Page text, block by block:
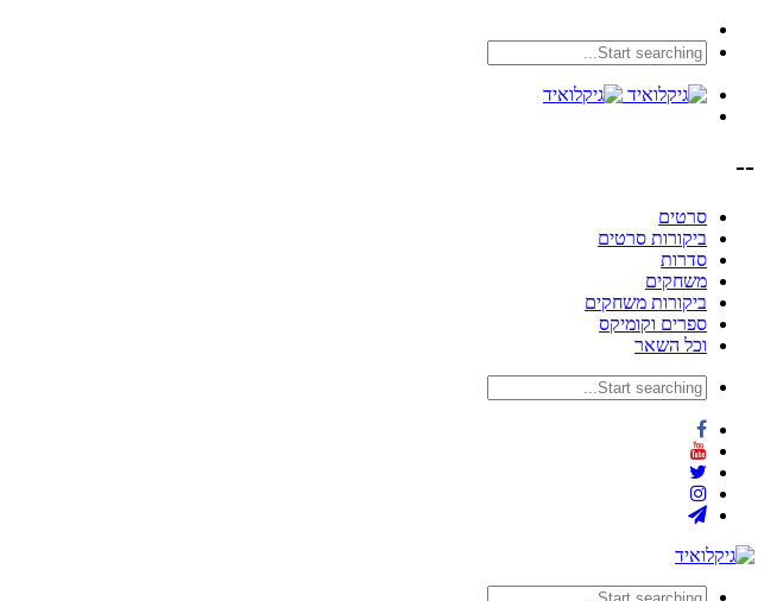
--
סרטים
ביקורות סרטים
סדרות
משחקים
ביקורות משחקים
ספרים וקומיקס
וכל השאר